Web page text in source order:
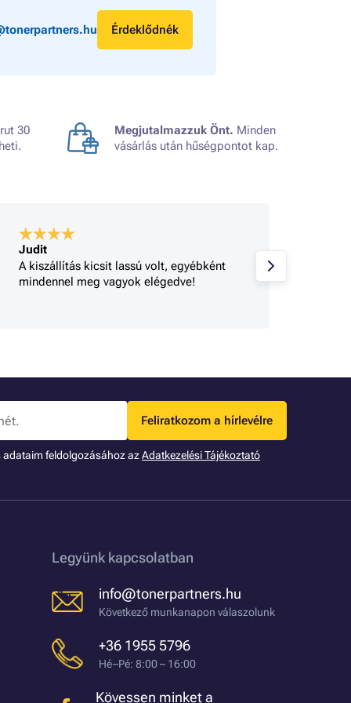
Érdeklődnék
30
Megjutalmazzuk Önt. Minden
vásárlás után hűségpontot kap.
Judit
A kiszállítás kicsit lassú volt, egyébként
mindennel meg vagyok elégedve!
Feliratkozom a hírlevélre
adataim feldolgozásához azAdatkezelési Tájékoztató
Legyünk kapcsolatban
info@tonerpartners.hu
Következő munkanapon válaszolunk
+36 1955 5796
Hé–Pé: 8:00 – 16:00
Kövessen minket a